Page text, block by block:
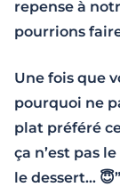
repense à
pourrions
Une fois que
pourquoi ne
plat préféré ce
ça n’est pas
le dessert… 😇”